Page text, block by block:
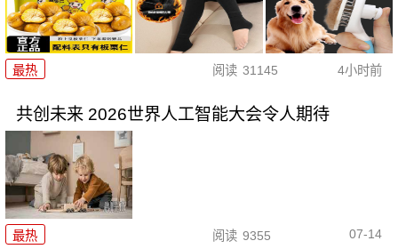
最热 阅读 31145 4小时前
共创未来 2026世界人工智能大会令人期待
最热 阅读 9355 07-14